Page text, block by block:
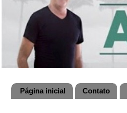
Página inicial Contato